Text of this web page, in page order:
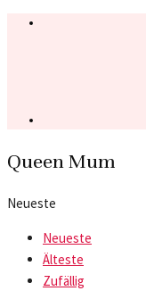
Queen Mum
Neueste
Neueste
Älteste
Zufällig